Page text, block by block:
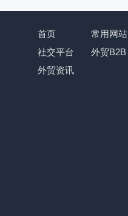
首页 常用网站
社交平台
外贸B2B
外贸资讯